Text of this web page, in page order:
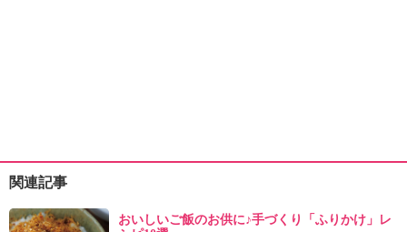
関連記事
おいしいご飯のお供に♪手づくり「ふりかけ」レ